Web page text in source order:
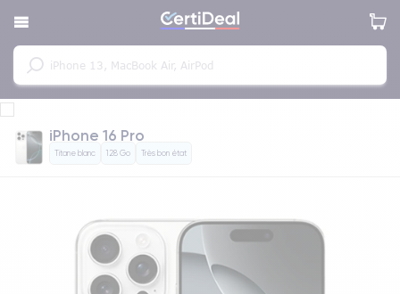
iPhone 16 Pro
Titane blanc 128 Go Très bon état